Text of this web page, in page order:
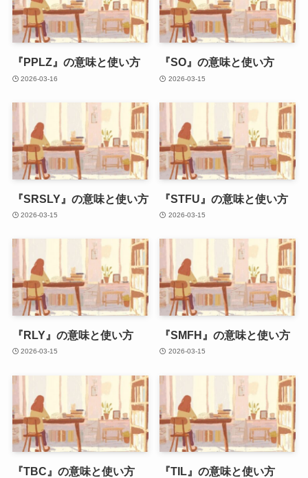
『PPLZ』の意味と使い方
2026-03-16
『SO』の意味と使い方
2026-03-15
『SRSLY』の意味と使い方
2026-03-15
『STFU』の意味と使い方
2026-03-15
『RLY』の意味と使い方
2026-03-15
『SMFH』の意味と使い方
2026-03-15
『TBC』の意味と使い方 『TIL』の意味と使い方